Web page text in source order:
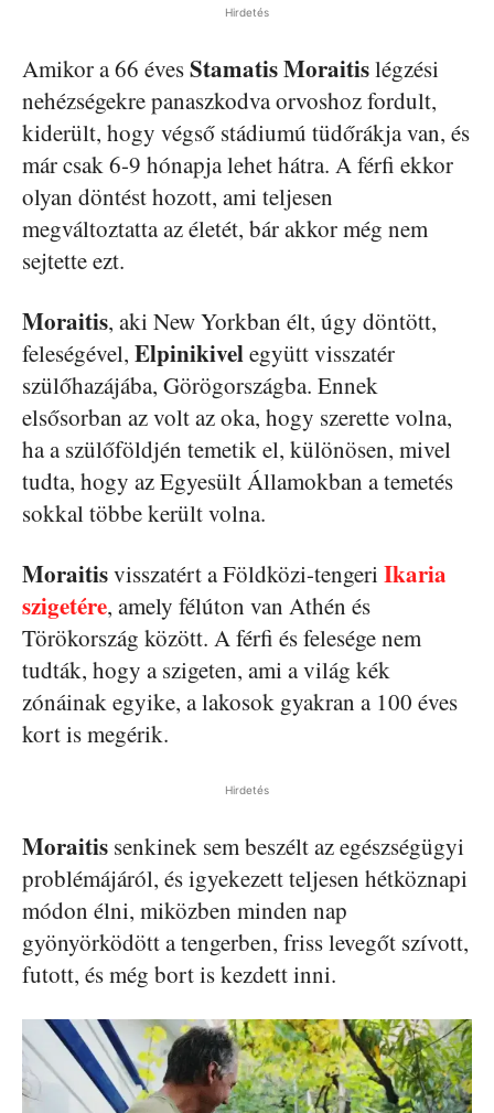
Hirdetés
Amikor a 66 évesStamatis Moraitislégzési
nehézségekre panaszkodva orvoshoz fordult,
kiderült, hogy végső stádiumú tüdőrákja van, és
már csak 6-9 hónapja lehet hátra. A férfi ekkor
olyan döntést hozott, ami teljesen
megváltoztatta az életét, bár akkor még nem
sejtette ezt.
Moraitis, aki New Yorkban élt, úgy döntött,
feleségével, Elpinikivelegyütt visszatér
szülőhazájába, Görögországba. Ennek
elsősorban az volt az oka, hogy szerette volna,
ha a szülőföldjén temetik el, különösen, mivel
tudta, hogy az Egyesült Államokban a temetés
sokkal többe került volna.
Moraitisvisszatért a Földközi-tengeri Ikaria
szigetére, amely félúton van Athén és
Törökország között. A férfi és felesége nem
tudták, hogy a szigeten, ami a világ kék
zónáinak egyike, a lakosok gyakran a 100 éves
kort is megérik.
Hirdetés
Moraitis senkinek sem beszélt az egészségügyi
problémájáról, és igyekezett teljesen hétköznapi
módon élni, miközben minden nap
gyönyörködött a tengerben, friss levegőt szívott,
futott, és még bort is kezdett inni.